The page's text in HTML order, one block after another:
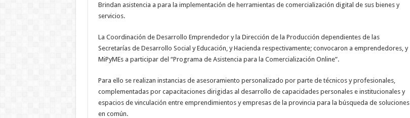
Brindan asistencia a para la implementación de herramientas de comercialización digital de sus bienes y
servicios.
La Coordinación de Desarrollo Emprendedor y la Dirección de la Producción dependientes de las
Secretarías de Desarrollo Social y Educación, y Hacienda respectivamente; convocaron a emprendedores, y
MiPyMEs a participar del “Programa de Asistencia para la Comercialización Online”.
Para ello se realizan instancias de asesoramiento personalizado por parte de técnicos y profesionales,
complementadas por capacitaciones dirigidas al desarrollo de capacidades personales e institucionales y
espacios de vinculación entre emprendimientos y empresas de la provincia para la búsqueda de soluciones
en común.